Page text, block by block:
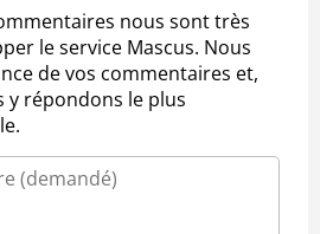
nous sont très
le service Mascus. Nous
de vos commentaires et,
y répondons le plus